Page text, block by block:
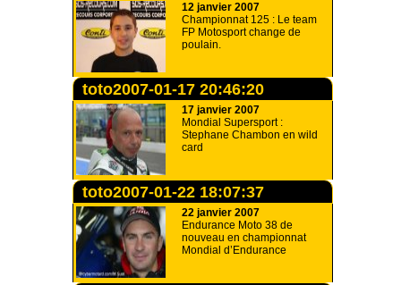
12 janvier 2007
Championnat 125 : Le team
FP Motosport change de
poulain.
toto2007-01-17 20:46:20
17 janvier 2007
Mondial Supersport :
Stephane Chambon en wild
card
toto2007-01-22 18:07:37
22 janvier 2007
Endurance Moto 38 de
nouveau en championnat
Mondial d’Endurance